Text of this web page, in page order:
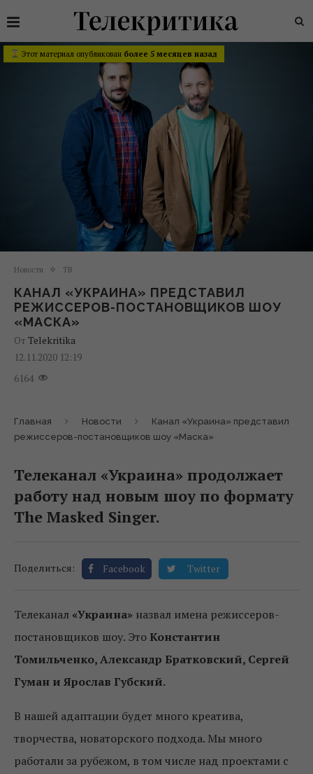
Этот материал опубликован более 5 месяцев назад
Новости ТВ
КАНАЛ «УКРАИНА» ПРЕДСТАВИЛ
РЕЖИССЕРОВ-ПОСТАНОВЩИКОВ ШОУ
«МАСКА»
От Telekritika
12.11.2020 12:19
6164
Главная Новости
Канал «Украина» представил
режиссеров-постановщиков шоу «Маска»
Телеканал «Украина» продолжает
работу над новым шоу по формату
The Masked Singer.
Поделиться: Facebook Twitter
Телеканал «Украина» назвал имена режиссеров-
постановщиков шоу. Это Константин
Томильченко, Александр Братковский, Сергей
Гуман и Ярослав Губский.
В нашей адаптации будет много креатива,
творчества, новаторского подхода. Мы много
работали за рубежом, в том числе над проектами с